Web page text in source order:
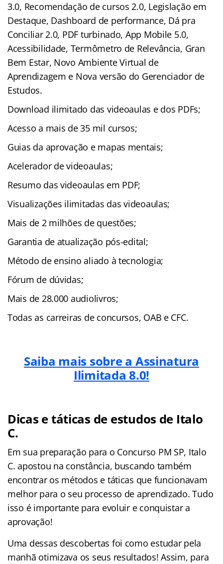
3.0, Recomendação de cursos 2.0, Legislação em
Destaque, Dashboard de performance, Dá pra
Conciliar 2.0, PDF turbinado, App Mobile 5.0,
Acessibilidade, Termômetro de Relevância, Gran
Bem Estar, Novo Ambiente Virtual de
Aprendizagem e Nova versão do Gerenciador de
Estudos.
Download ilimitado das videoaulas e dos PDFs;
Acesso a mais de 35 mil cursos;
Guias da aprovação e mapas mentais;
Acelerador de videoaulas;
Resumo das videoaulas em PDF;
Visualizações ilimitadas das videoaulas;
Mais de 2 milhões de questões;
Garantia de atualização pós-edital;
Método de ensino aliado à tecnologia;
Fórum de dúvidas;
Mais de 28.000 audiolivros;
Todas as carreiras de concursos, OAB e CFC.
Saiba mais sobre a Assinatura
Ilimitada 8.0!
Dicas e táticas de estudos de Italo
C.
Em sua preparação para o Concurso PM SP, Italo
C. apostou na constância, buscando também
encontrar os métodos e táticas que funcionavam
melhor para o seu processo de aprendizado. Tudo
isso é importante para evoluir e conquistar a
aprovação!
Uma dessas descobertas foi como estudar pela
manhã otimizava os seus resultados! Assim, para